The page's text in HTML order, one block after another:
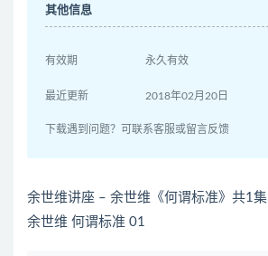
其他信息
有效期 永久有效
最近更新 2018年02月20日
下载遇到问题？可联系客服或留言反馈
余世维讲座 – 余世维《何谓标准》共1集
余世维 何谓标准 01